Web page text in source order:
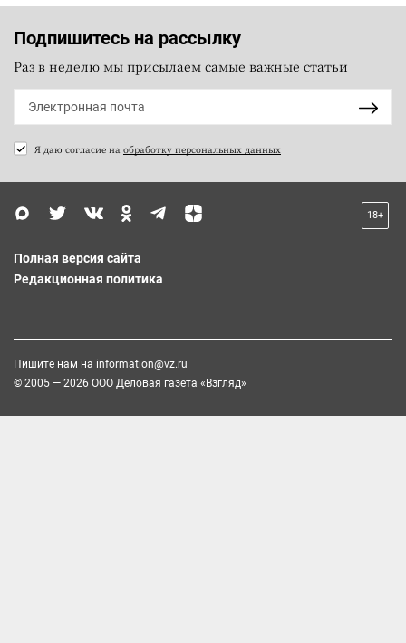
Подпишитесь на рассылку
Раз в неделю мы присылаем самые важные статьи
Я даю согласие на обработку персональных данных
18+
Полная версия сайта
Редакционная политика
Пишите нам на information@vz.ru
© 2005 — 2026 ООО Деловая газета «Взгляд»